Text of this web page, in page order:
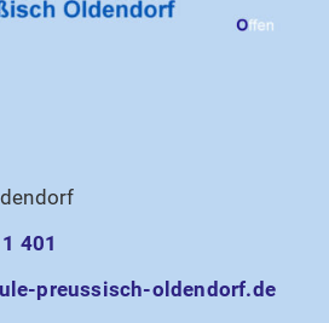
401
preussisch-oldendorf.de